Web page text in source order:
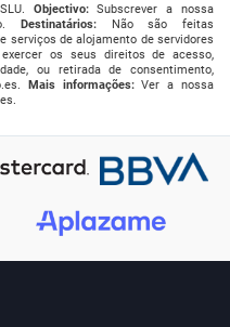
Objectivo:Subscrever a nossa
Destinatários: Não são feitas
serviços de alojamento de servidores
os seus direitos de acesso,
ou retirada de consentimento,
. Mais informações:Ver a nossa